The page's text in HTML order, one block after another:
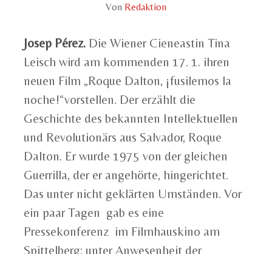
Von Redaktion
Josep Pérez. Die Wiener Cieneastin Tina
Leisch wird am kommenden 17. 1. ihren
neuen Film „Roque Dalton, ¡fusilemos la
noche!“vorstellen. Der erzählt die
Geschichte des bekannten Intellektuellen
und Revolutionärs aus Salvador, Roque
Dalton. Er wurde 1975 von der gleichen
Guerrilla, der er angehörte, hingerichtet.
Das unter nicht geklärten Umständen. Vor
ein paar Tagen gab es eine
Pressekonferenz im Filmhauskino am
Spittelberg; unter Anwesenheit der